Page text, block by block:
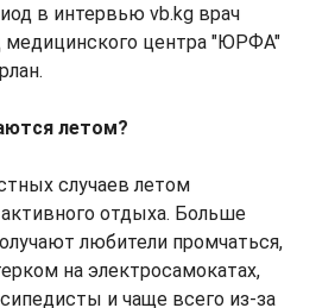
в интервью vb.kg врач
медицинского центра "ЮРФА"
летом?
случаев летом
отдыха. Больше
любители промчаться,
на электросамокатах,
и чаще всего из-за